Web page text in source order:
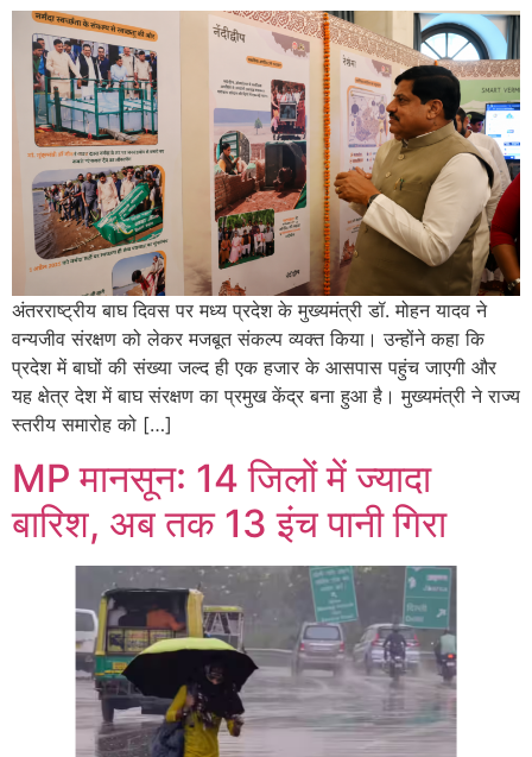
अंतरराष्ट्रीय बाघ दिवस पर मध्य प्रदेश के मुख्यमंत्री डॉ. मोहन यादव ने
वन्यजीव संरक्षण को लेकर मजबूत संकल्प व्यक्त किया। उन्होंने कहा कि
प्रदेश में बाघों की संख्या जल्द ही एक हजार के आसपास पहुंच जाएगी और
यह क्षेत्र देश में बाघ संरक्षण का प्रमुख केंद्र बना हुआ है। मुख्यमंत्री ने राज्य
स्तरीय समारोह को […]
MP मानसून: 14 जिलों में ज्यादा
बारिश, अब तक 13 इंच पानी गिरा